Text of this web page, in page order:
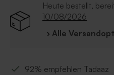
Heute bestellt,
10/08/2026
› Alle
92% empfehlen Tadaaz